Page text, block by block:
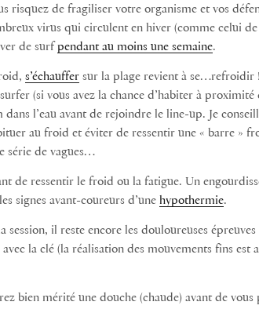
risquez de fragiliser votre organisme et vos
virus qui circulent en hiver (comme celui de
de surf pendant au moins une semaine.
s’échauffer sur la plage revient à se…refroidir
(si vous avez la chance d’habiter à
dans l’eau avant de rejoindre le line-up. Je
au froid et éviter de ressentir une « barre »
série de vagues…
de ressentir le froid ou la fatigue. Un
signes avant-coureurs d’une hypothermie.
session, il reste encore les douloureuses
la clé (la réalisation des mouvements fins
bien mérité une douche (chaude) avant de